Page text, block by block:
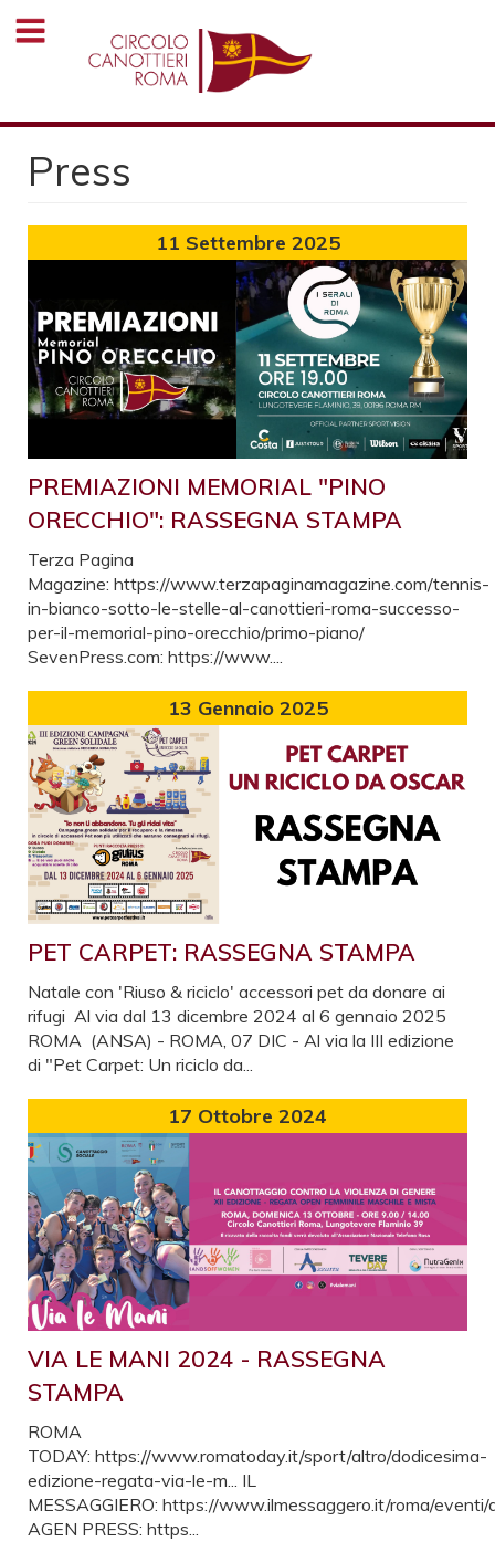
Salta
Press
11 Settembre 2025
PREMIAZIONI MEMORIAL "PINO
ORECCHIO": RASSEGNA STAMPA
Terza Pagina
Magazine: https://www.terzapaginamagazine.com/tennis-
in-bianco-sotto-le-stelle-al-canottieri-roma-successo-
per-il-memorial-pino-orecchio/primo-piano/
SevenPress.com: https://www....
13 Gennaio 2025
PET CARPET: RASSEGNA STAMPA
Natale con 'Riuso & riciclo' accessori pet da donare ai
rifugi Al via dal 13 dicembre 2024 al 6 gennaio 2025
ROMA (ANSA) - ROMA, 07 DIC - Al via la III edizione
di "Pet Carpet: Un riciclo da...
17 Ottobre 2024
VIA LE MANI 2024 - RASSEGNA
STAMPA
ROMA
TODAY: https://www.romatoday.it/sport/altro/dodicesima-
edizione-regata-via-le-m... IL
MESSAGGIERO: https://www.ilmessaggero.it/roma/
AGEN PRESS: https...